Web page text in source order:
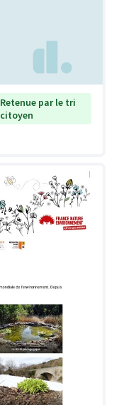
Retenue par le tri
citoyen